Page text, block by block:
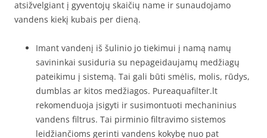
atsižvelgiant į gyventojų skaičių name ir sunaudojamo
vandens kiekį kubais per dieną.
Imant vandenį iš šulinio jo tiekimui į namą namų
savininkai susiduria su nepageidaujamų medžiagų
pateikimu į sistemą. Tai gali būti smėlis, molis, rūdys,
dumblas ar kitos medžiagos. Pureaquafilter.lt
rekomenduoja įsigyti ir susimontuoti mechaninius
vandens filtrus. Tai pirminio filtravimo sistemos
leidžiančioms gerinti vandens kokybę nuo pat